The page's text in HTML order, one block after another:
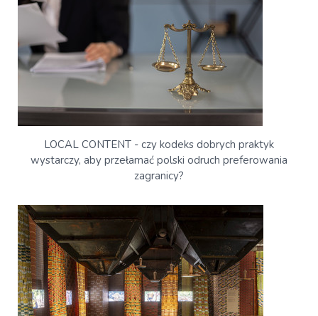
LOCAL CONTENT - czy kodeks dobrych praktyk
wystarczy, aby przełamać polski odruch preferowania
zagranicy?